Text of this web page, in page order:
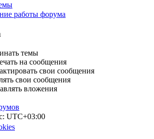
работы форума
темы
на сообщения
свои сообщения
свои сообщения
вложения
UTC+03:00